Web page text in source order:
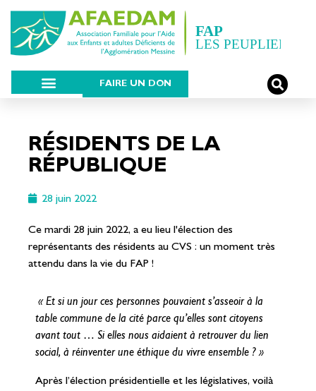
FAIRE UN DON
RÉSIDENTS DE LA
RÉPUBLIQUE
28 juin 2022
Ce mardi 28 juin 2022, a eu lieu l'élection des
représentants des résidents au CVS : un moment très
attendu dans la vie du FAP !
« Et si un jour ces personnes pouvaient s’asseoir à la
table commune de la cité parce qu’elles sont citoyens
avant tout … Si elles nous aidaient à retrouver du lien
social, à réinventer une éthique du vivre ensemble ? »
Après l’élection présidentielle et les législatives, voilà